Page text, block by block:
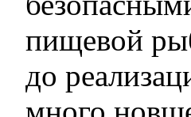
пищевой
до